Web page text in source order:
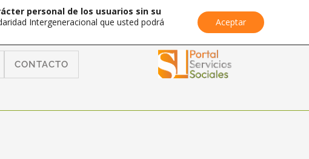
CONTACTO
personal de los usuarios sin su
Intergeneracional que usted podrá
Aceptar